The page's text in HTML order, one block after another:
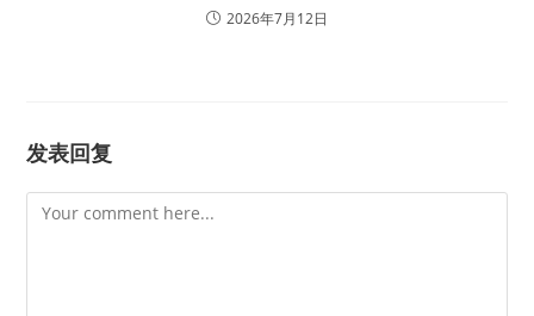
2026年7月12日
发表回复
Comment